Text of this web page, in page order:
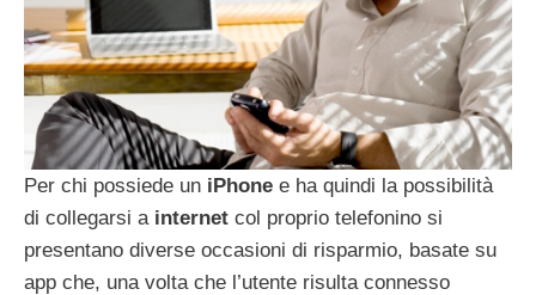
Per chi possiede un iPhone e ha quindi la possibilità
di collegarsi a internet col proprio telefonino si
presentano diverse occasioni di risparmio, basate su
app che, una volta che l’utente risulta connesso